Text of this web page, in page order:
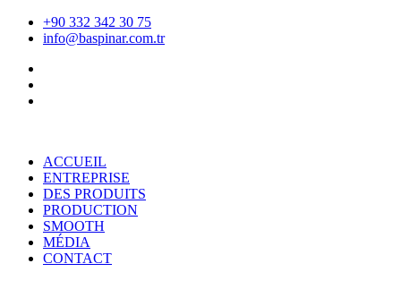
+90 332 342 30 75
info@baspinar.com.tr
ACCUEIL
ENTREPRISE
DES PRODUITS
PRODUCTION
SMOOTH
MÉDIA
CONTACT